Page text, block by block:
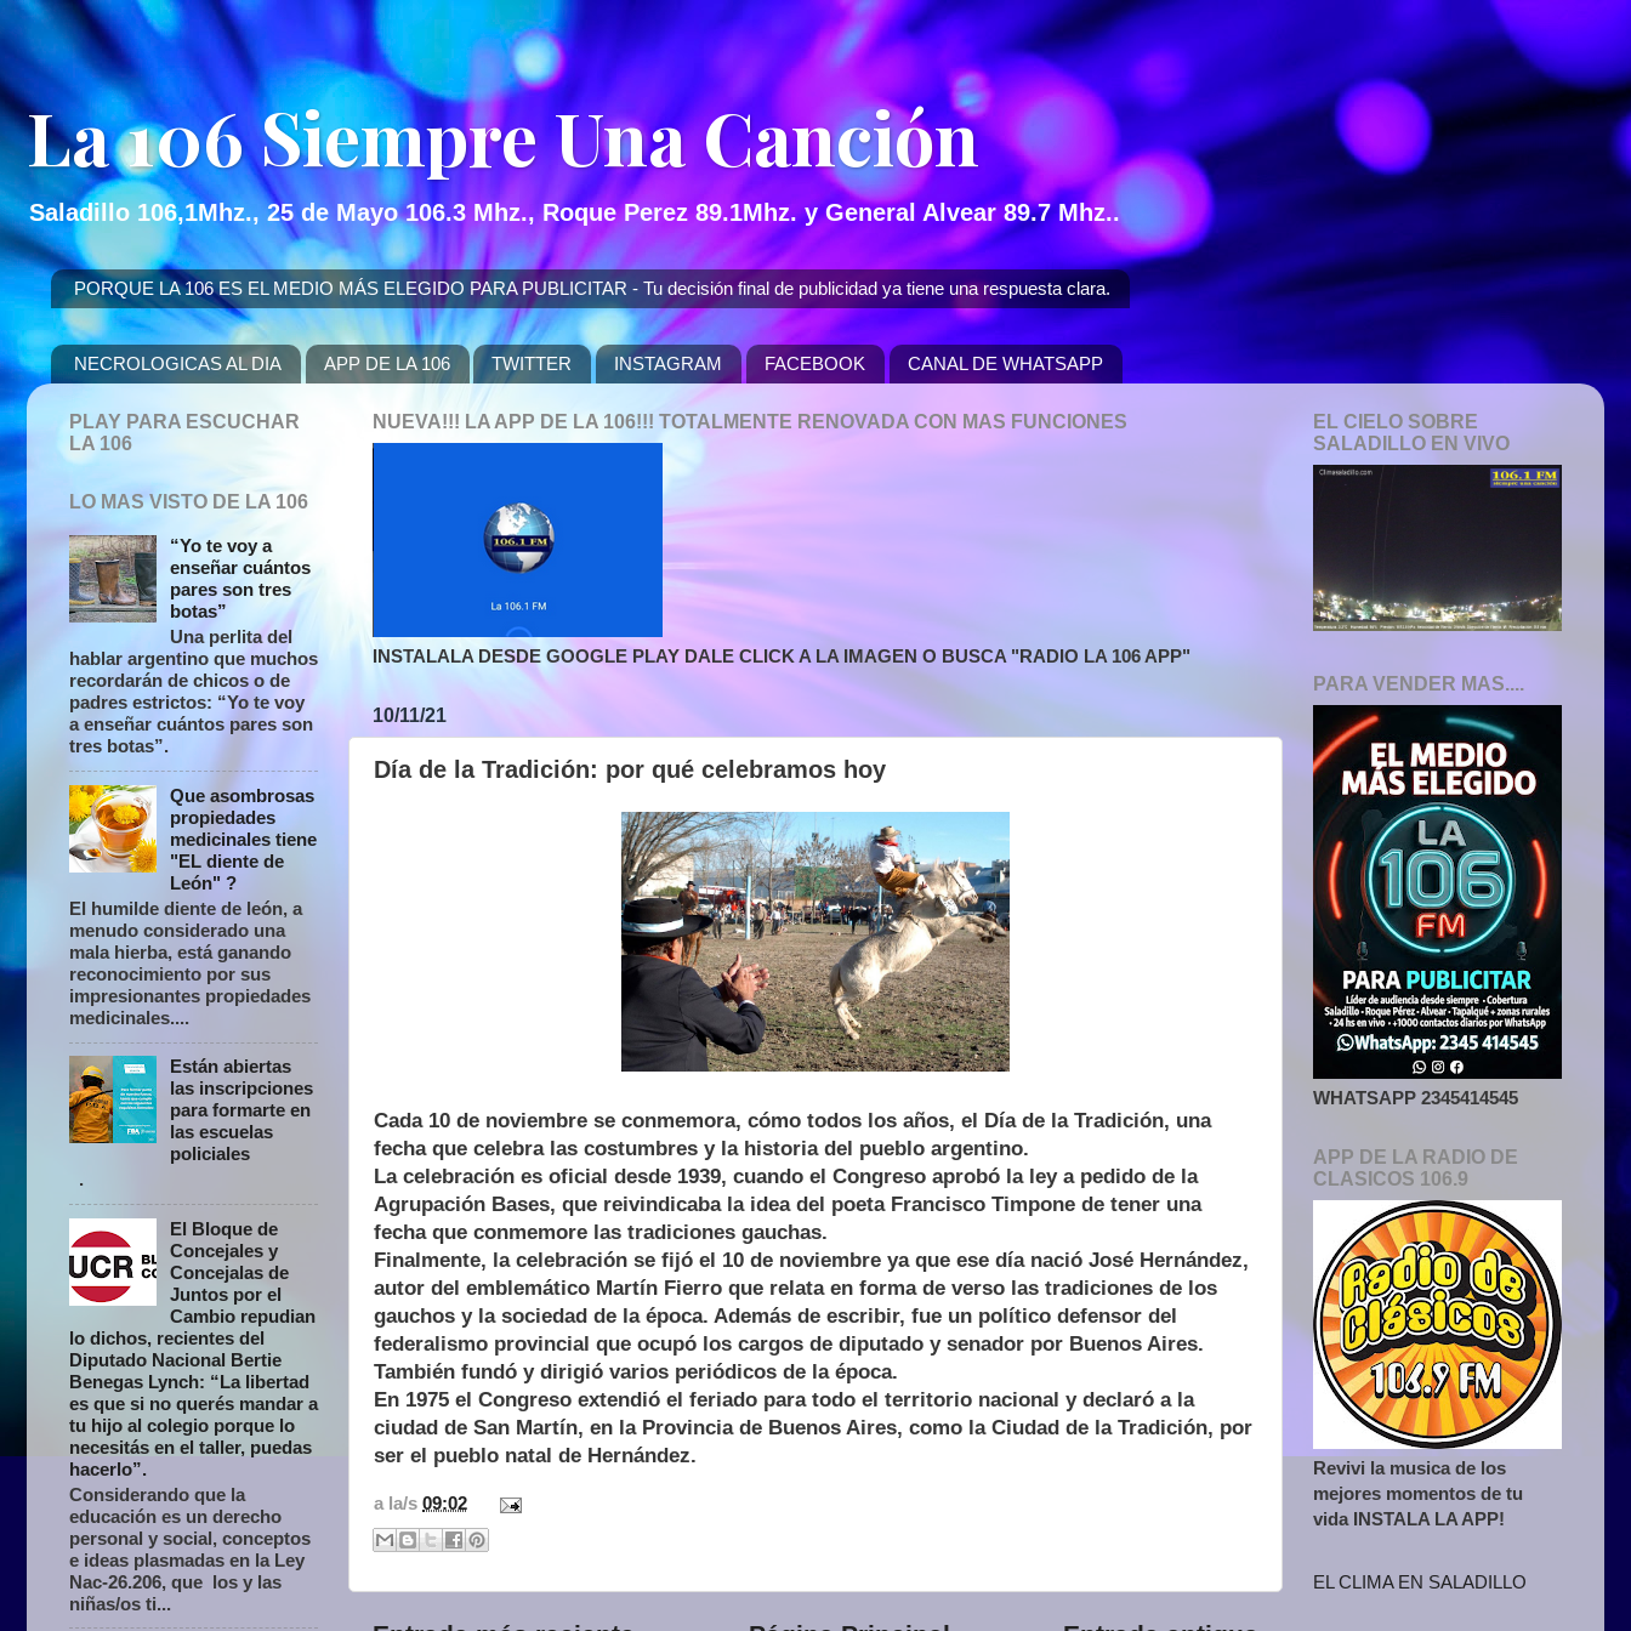
La 106 Siempre Una Canción
Saladillo 106,1Mhz., 25 de Mayo 106.3 Mhz., Roque Perez 89.1Mhz. y General Alvear 89.7 Mhz..
PORQUE LA 106 ES EL MEDIO MÁS ELEGIDO PARA PUBLICITAR - Tu decisión final de publicidad ya tiene una respuesta clara.
NECROLOGICAS AL DIA APP DE LA 106 TWITTER INSTAGRAM FACEBOOK CANAL DE WHATSAPP
NUEVA!!! LA APP DE LA 106!!! TOTALMENTE RENOVADA CON MAS FUNCIONES
INSTALALA DESDE GOOGLE PLAY DALE CLICK A LA IMAGEN O BUSCA "RADIO LA 106 APP"
10/11/21
Día de la Tradición: por qué celebramos hoy
Cada 10 de noviembre se conmemora, cómo todos los años, el Día de la Tradición, una
fecha que celebra las costumbres y la historia del pueblo argentino.
La celebración es oficial desde 1939, cuando el Congreso aprobó la ley a pedido de la
Agrupación Bases, que reivindicaba la idea del poeta Francisco Timpone de tener una
fecha que conmemore las tradiciones gauchas.
Finalmente, la celebración se fijó el 10 de noviembre ya que ese día nació José Hernández,
autor del emblemático Martín Fierro que relata en forma de verso las tradiciones de los
gauchos y la sociedad de la época. Además de escribir, fue un político defensor del
federalismo provincial que ocupó los cargos de diputado y senador por Buenos Aires.
También fundó y dirigió varios periódicos de la época.
En 1975 el Congreso extendió el feriado para todo el territorio nacional y declaró a la
ciudad de San Martín, en la Provincia de Buenos Aires, como la Ciudad de la Tradición, por
ser el pueblo natal de Hernández.
a la/s 09:02
PLAY PARA ESCUCHAR
LA 106
LO MAS VISTO DE LA 106
“Yo te voy a
enseñar cuántos
pares son tres
botas”
Una perlita del
hablar argentino que muchos
recordarán de chicos o de
padres estrictos: “Yo te voy
a enseñar cuántos pares son
tres botas”.
Que asombrosas
propiedades
medicinales tiene
"EL diente de
León" ?
El humilde diente de león, a
menudo considerado una
mala hierba, está ganando
reconocimiento por sus
impresionantes propiedades
medicinales....
Están abiertas
las inscripciones
para formarte en
las escuelas
policiales
.
El Bloque de
Concejales y
Concejalas de
Juntos por el
Cambio repudian
lo dichos, recientes del
Diputado Nacional Bertie
Benegas Lynch: “La libertad
es que si no querés mandar a
tu hijo al colegio porque lo
necesitás en el taller, puedas
hacerlo”.
Considerando que la
educación es un derecho
personal y social, conceptos
e ideas plasmadas en la Ley
Nac-26.206, que los y las
niñas/os ti...
EL CIELO SOBRE
SALADILLO EN VIVO
PARA VENDER MAS....
WHATSAPP 2345414545
APP DE LA RADIO DE
CLASICOS 106.9
Revivi la musica de los
mejores momentos de tu
vida INSTALA LA APP!
EL CLIMA EN SALADILLO